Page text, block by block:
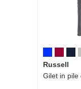
Russell
Gilet in pile